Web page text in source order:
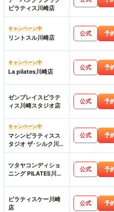
ピラティス川崎店
キャンペーン中
リントスル川崎店
公式 予
キャンペーン中
La pilates川崎店
公式 予
ゼンプレイスピラテ
ィス川崎スタジオ店
公式 予
キャンペーン中
マシンピラティスス
タジオ ザ･シルク川崎
店
公式 予
ツタヤコンディショ
ニング PILATES川崎
公式 予
ピラティスケー川崎
店
公式 予